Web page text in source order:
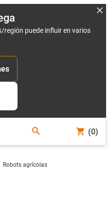
región puede influir en varios
(0)
Robots agrícolas